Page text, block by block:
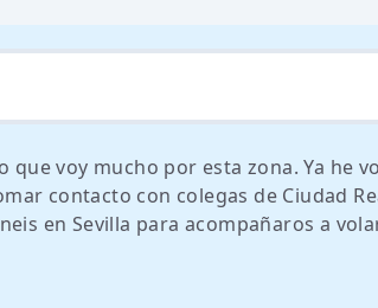
voy mucho por esta zona. Ya he
contacto con colegas de Ciudad
en Sevilla para acompañaros a